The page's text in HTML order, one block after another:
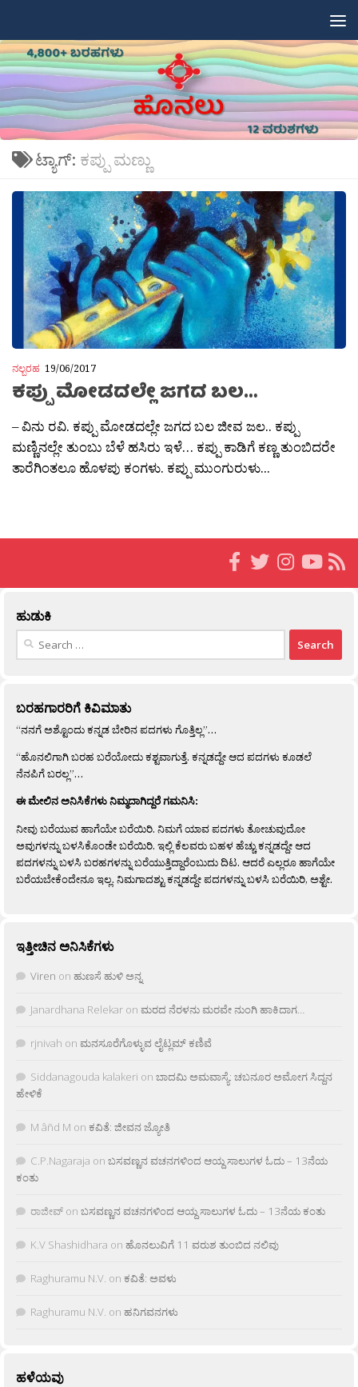
ಟ್ಯಾಗ್: ಕಪ್ಪು ಮಣ್ಣು
ನಲ್ಬರಹ 19/06/2017
ಕಪ್ಪು ಮೋಡದಲ್ಲೇ ಜಗದ ಬಲ…
– ವಿನು ರವಿ. ಕಪ್ಪು ಮೋಡದಲ್ಲೇ ಜಗದ ಬಲ ಜೀವ ಜಲ.. ಕಪ್ಪು
ಮಣ್ಣಿನಲ್ಲೇ ತುಂಬು ಬೆಳೆ ಹಸಿರು ಇಳೆ… ಕಪ್ಪು ಕಾಡಿಗೆ ಕಣ್ಣ ತುಂಬಿದರೇ
ತಾರೆಗಿಂತಲೂ ಹೊಳಪು ಕಂಗಳು. ಕಪ್ಪು ಮುಂಗುರುಳು...
ಹುಡುಕಿ
Search
ಬರಹಗಾರರಿಗೆ ಕಿವಿಮಾತು
“ನನಗೆ ಅಶ್ಟೊಂದು ಕನ್ನಡ ಬೇರಿನ ಪದಗಳು ಗೊತ್ತಿಲ್ಲ”…
“ಹೊನಲಿಗಾಗಿ ಬರಹ ಬರೆಯೋದು ಕಶ್ಟವಾಗುತ್ತೆ. ಕನ್ನಡದ್ದೇ ಆದ ಪದಗಳು ಕೂಡಲೆ
ನೆನಪಿಗೆ ಬರಲ್ಲ”…
ಈ ಮೇಲಿನ ಅನಿಸಿಕೆಗಳು ನಿಮ್ಮದಾಗಿದ್ದರೆ ಗಮನಿಸಿ:
ನೀವು ಬರೆಯುವ ಹಾಗೆಯೇ ಬರೆಯಿರಿ. ನಿಮಗೆ ಯಾವ ಪದಗಳು ತೋಚುವುದೋ
ಅವುಗಳನ್ನು ಬಳಸಿಕೊಂಡೇ ಬರೆಯಿರಿ. ಇಲ್ಲಿ ಕೆಲವರು ಬಹಳ ಹೆಚ್ಚು ಕನ್ನಡದ್ದೇ ಆದ
ಪದಗಳನ್ನು ಬಳಸಿ ಬರಹಗಳನ್ನು ಬರೆಯುತ್ತಿದ್ದಾರೆಂಬುದು ದಿಟ. ಆದರೆ ಎಲ್ಲರೂ ಹಾಗೆಯೇ
ಬರೆಯಬೇಕೆಂದೇನೂ ಇಲ್ಲ. ನಿಮಗಾದಶ್ಟು ಕನ್ನಡದ್ದೇ ಪದಗಳನ್ನು ಬಳಸಿ ಬರೆಯಿರಿ, ಅಶ್ಟೇ.
ಇತ್ತೀಚಿನ ಅನಿಸಿಕೆಗಳು
Viren on ಹುಣಸೆ ಹುಳಿ ಅನ್ನ
Janardhana Relekar on ಮರದ ನೆರಳನು ಮರವೇ ನುಂಗಿ ಹಾಕಿದಾಗ…
rjnivah on ಮನಸೂರೆಗೊಳ್ಳುವ ಲೈಟ್ಲಮ್ ಕಣಿವೆ
Siddanagouda kalakeri on ಬಾದಮಿ ಅಮವಾಸ್ಯೆ: ಚಬನೂರ ಅಮೋಗ ಸಿದ್ದನ
ಹೇಳಿಕೆ
M âñd M on ಕವಿತೆ: ಜೀವನ ಜ್ಯೋತಿ
C.P.Nagaraja on ಬಸವಣ್ಣನ ವಚನಗಳಿಂದ ಆಯ್ದ ಸಾಲುಗಳ ಓದು – 13ನೆಯ
ಕಂತು
ರಾಜೀವ್ on ಬಸವಣ್ಣನ ವಚನಗಳಿಂದ ಆಯ್ದ ಸಾಲುಗಳ ಓದು – 13ನೆಯ ಕಂತು
K.V Shashidhara on ಹೊನಲುವಿಗೆ 11 ವರುಶ ತುಂಬಿದ ನಲಿವು
Raghuramu N.V. on ಕವಿತೆ: ಅವಳು
Raghuramu N.V. on ಹನಿಗವನಗಳು
ಹಳೆಯವು